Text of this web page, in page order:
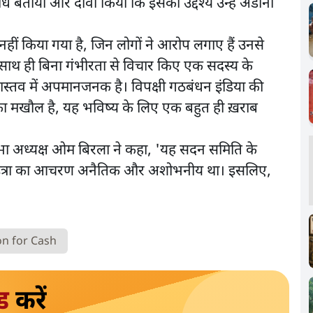
किया गया है, जिन लोगों ने आरोप लगाए हैं उनसे
ही बिना गंभीरता से विचार किए एक सदस्य के
में अपमानजनक है। विपक्षी गठबंधन इंडिया की
मखौल है, यह भविष्य के लिए एक बहुत ही ख़राब
अध्यक्ष ओम बिरला ने कहा, 'यह सदन समिति के
का आचरण अनैतिक और अशोभनीय था। इसलिए,
for Cash
करें